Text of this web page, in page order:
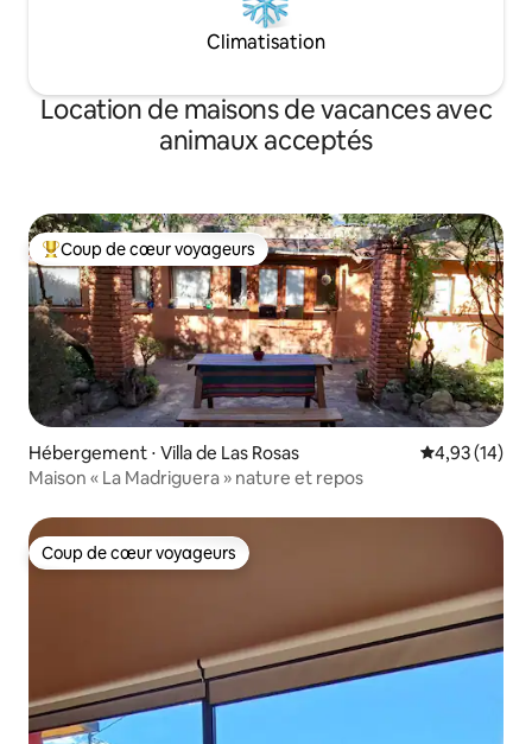
Climatisation
Location de maisons de vacances avec
animaux acceptés
Coups de cœur voyageurs les plus appréciés
Coup de cœur voyageurs
Hébergement ⋅ Villa de Las Rosas Évaluation
4,93 (14)
Maison « La Madriguera » nature et repos
Coup de cœur voyageurs
Coup de cœur voyageurs